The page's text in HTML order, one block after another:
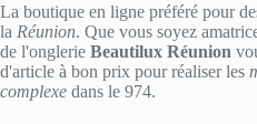
La boutique en ligne préféré pour
la Réunion. Que vous soyez
de l'onglerie Beautilux Réunion
d'article à bon prix pour réaliser les
complexe dans le 974.